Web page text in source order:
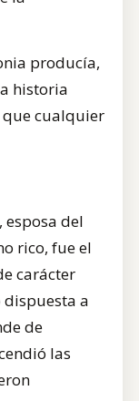
producía,
historia
cualquier
, esposa del
rico, fue el
carácter
a
de
las